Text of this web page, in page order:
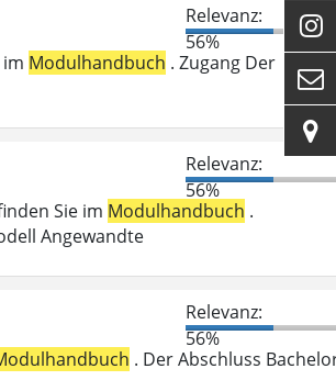
Relevanz:
56%
Modulhandbuch . Zugang Der
Relevanz:
56%
Sie im Modulhandbuch .
Angewandte
Relevanz:
56%
. Der Abschluss


